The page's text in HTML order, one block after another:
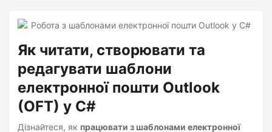
Як читати, створювати та
редагувати шаблони
електронної пошти Outlook
(OFT) у C#
Дізнайтеся, як працювати з шаблонами електронної